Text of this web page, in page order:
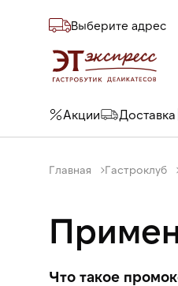
Выберите адреc
Акции Доставка
Главная Гастроклуб
Что такое